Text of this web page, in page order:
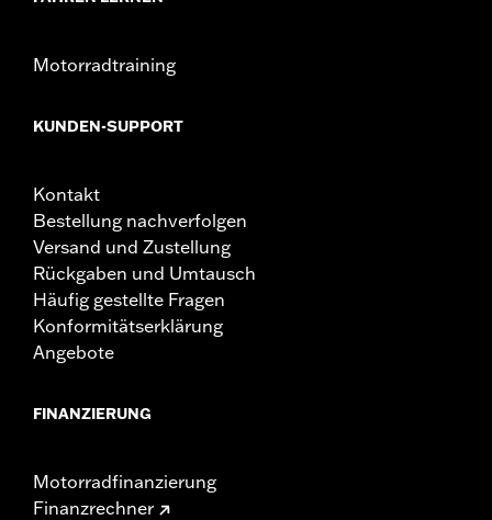
Motorradtraining
KUNDEN-SUPPORT
Kontakt
Bestellung nachverfolgen
Versand und Zustellung
Rückgaben und Umtausch
Häufig gestellte Fragen
Konformitätserklärung
Angebote
FINANZIERUNG
Motorradfinanzierung
Finanzrechner